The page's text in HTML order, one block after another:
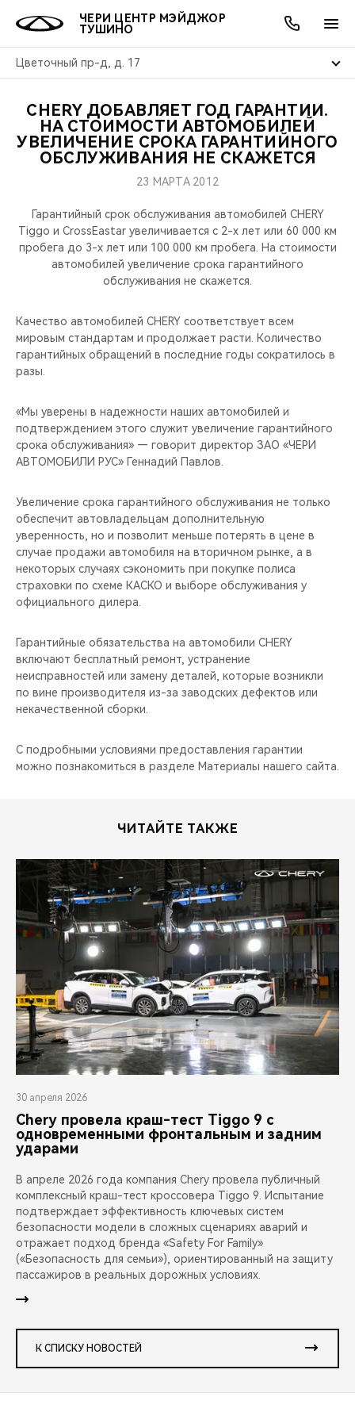
ЧЕРИ ЦЕНТР МЭЙДЖОР
ТУШИНО
Цветочный пр-д, д. 17
МОДЕЛИ
ВСЕ МОДЕЛИ
СЕДАНЫ
ПОКУПАТЕЛЯМ
ВЫБОР И ПОКУПКА
ВЛАДЕЛЬЦАМ
СЕРВИС
ПОДДЕРЖКА
МИР CHERY
АКСЕССУАРЫ
CHERY В СОЦСЕТЯХ
БЛАГОТВОРИТЕЛЬНОСТЬ
CHERY REMOTE
НАШИ МЕРОПРИЯТИЯ
CHERY ДЛЯ ДЕТЕЙ
АКЦИИ
ВЫГОДЫ И АКЦИИ
ОНЛАЙН СЕРВИСЫ
ВЫБОР И ПОКУПКА
О КОМПАНИИ
О НАС
CHERY ДОБАВЛЯЕТ ГОД ГАРАНТИИ.
НА СТОИМОСТИ АВТОМОБИЛЕЙ
УВЕЛИЧЕНИЕ СРОКА ГАРАНТИЙНОГО
ОБСЛУЖИВАНИЯ НЕ СКАЖЕТСЯ
23 МАРТА 2012
Гарантийный срок обслуживания автомобилей CHERY
Tiggo и CrossEastar увеличивается с 2-х лет или 60 000 км
пробега до 3-х лет или 100 000 км пробега. На стоимости
автомобилей увеличение срока гарантийного
обслуживания не скажется.
Качество автомобилей CHERY соответствует всем
мировым стандартам и продолжает расти. Количество
гарантийных обращений в последние годы сократилось в
разы.
«Мы уверены в надежности наших автомобилей и
подтверждением этого служит увеличение гарантийного
срока обслуживания» — говорит директор ЗАО «ЧЕРИ
АВТОМОБИЛИ РУС» Геннадий Павлов.
Увеличение срока гарантийного обслуживания не только
обеспечит автовладельцам дополнительную
уверенность, но и позволит меньше потерять в цене в
случае продажи автомобиля на вторичном рынке, а в
некоторых случаях сэкономить при покупке полиса
страховки по схеме КАСКО и выборе обслуживания у
официального дилера.
Гарантийные обязательства на автомобили CHERY
включают бесплатный ремонт, устранение
неисправностей или замену деталей, которые возникли
по вине производителя из-за заводских дефектов или
некачественной сборки.
С подробными условиями предоставления гарантии
можно познакомиться в разделе Материалы нашего сайта.
ЧИТАЙТЕ ТАКЖЕ
30 апреля 2026
Chery провела краш-тест Tiggo 9 с
одновременными фронтальным и задним
ударами
В апреле 2026 года компания Chery провела публичный
комплексный краш-тест кроссовера Tiggo 9. Испытание
подтверждает эффективность ключевых систем
безопасности модели в сложных сценариях аварий и
отражает подход бренда «Safety For Family»
(«Безопасность для семьи»), ориентированный на защиту
пассажиров в реальных дорожных условиях.
К СПИСКУ НОВОСТЕЙ